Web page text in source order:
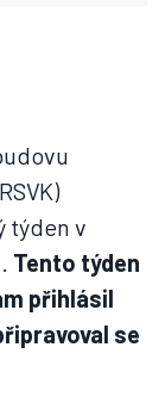
týden v
Tento týden
přihlásil
se